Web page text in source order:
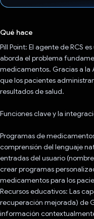
Qué hace
Pill Point: El agente de RCS
aborda el problema
medicamentos. Gracias a la
que los pacientes
resultados de salud.
Funciones clave y la
Programas de
comprensión del lenguaje
entradas del usuario
crear programas
medicamentos para los
Recursos educativos: Las
recuperación mejorada) de
información